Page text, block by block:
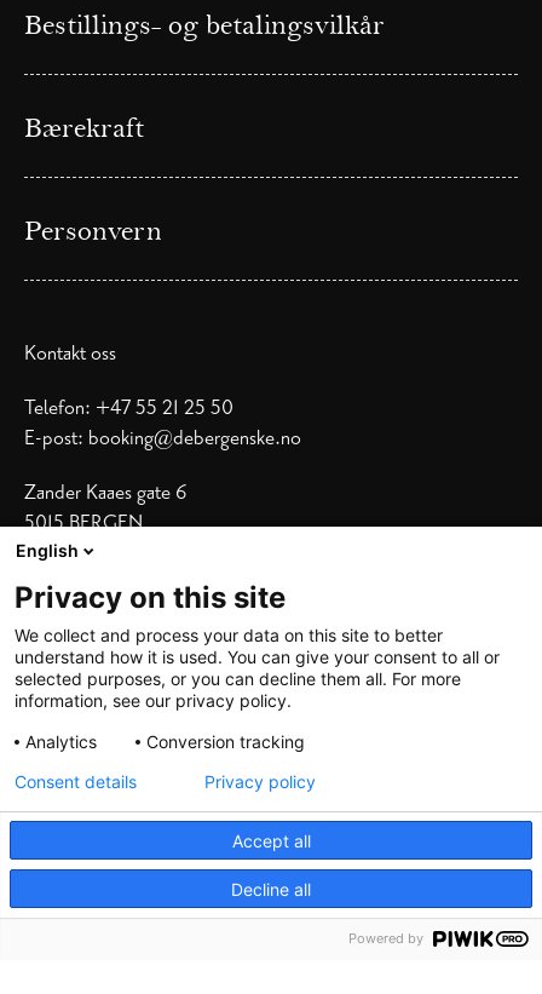
Bestillings- og betalingsvilkår
Bærekraft
Personvern
Kontakt oss
Telefon: +47 55 21 25 50
E-post: booking@debergenske.no
Zander Kaaes gate 6
5015 BERGEN
Vis adresse i kart
Våre hoteller
Bergen Børs|Grand Terminus
Villa Terminus|Zander K|Heimen
©2026 De Bergenske, all rights reserved
English
Privacy on this site
We collect and process your data on this site to better
understand how it is used. You can give your consent to all or
selected purposes, or you can decline them all. For more
information, see our privacy policy.
Analytics
Conversion tracking
Accept all
Decline all
Consent details Privacy policy
Powered by